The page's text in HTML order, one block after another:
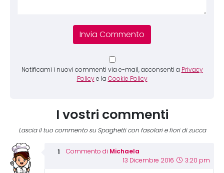
Notificami i nuovi commenti via e-mail, acconsenti a Privacy
Policy e la Cookie Policy
I vostri commenti
Lascia il tuo commento su Spaghetti con fasolari e fiori di zucca
Commento di Michaela
13 Dicembre 2016 3:20 pm